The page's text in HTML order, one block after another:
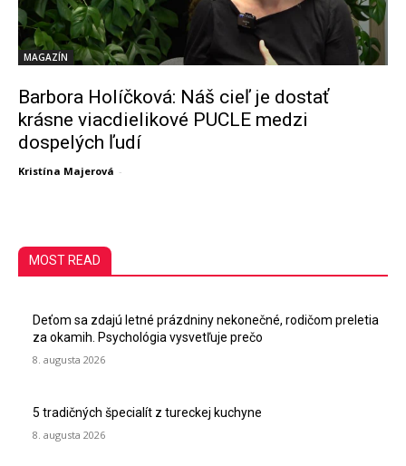
MAGAZÍN
Barbora Holíčková: Náš cieľ je dostať
krásne viacdielikové PUCLE medzi
dospelých ľudí
Kristína Majerová -
MOST READ
Deťom sa zdajú letné prázdniny nekonečné, rodičom preletia
za okamih. Psychológia vysvetľuje prečo
8. augusta 2026
5 tradičných špecialít z tureckej kuchyne
8. augusta 2026